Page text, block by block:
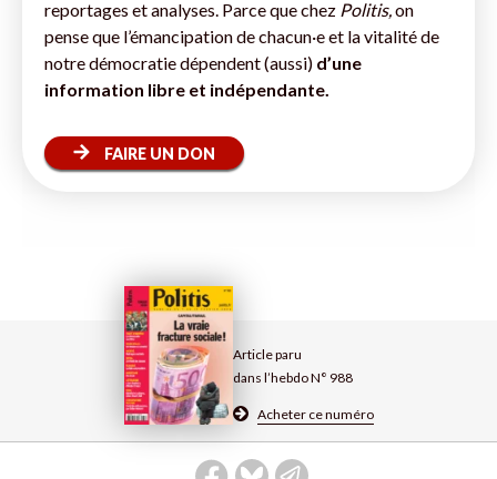
Article paru
dans l’hebdo N° 988
Acheter ce numéro
reportages et analyses. Parce que chez Politis,on
pense que l’émancipation de chacun·e et la vitalité de
notre démocratie dépendent (aussi) d’une
information libre et indépendante.
FAIRE UN DON